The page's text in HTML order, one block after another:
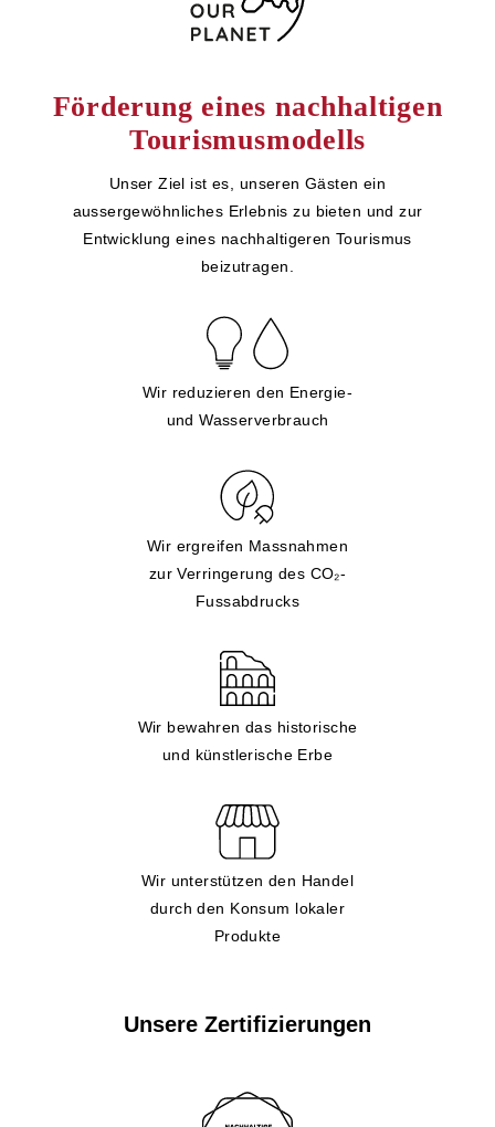
Förderung eines nachhaltigen
Tourismusmodells
Unser Ziel ist es, unseren Gästen ein
aussergewöhnliches Erlebnis zu bieten und zur
Entwicklung eines nachhaltigeren Tourismus
beizutragen.
Wir reduzieren den Energie-
und Wasserverbrauch
Wir ergreifen Massnahmen
zur Verringerung des CO₂-
Fussabdrucks
Wir bewahren das historische
und künstlerische Erbe
Wir unterstützen den Handel
durch den Konsum lokaler
Produkte
Unsere Zertifizierungen